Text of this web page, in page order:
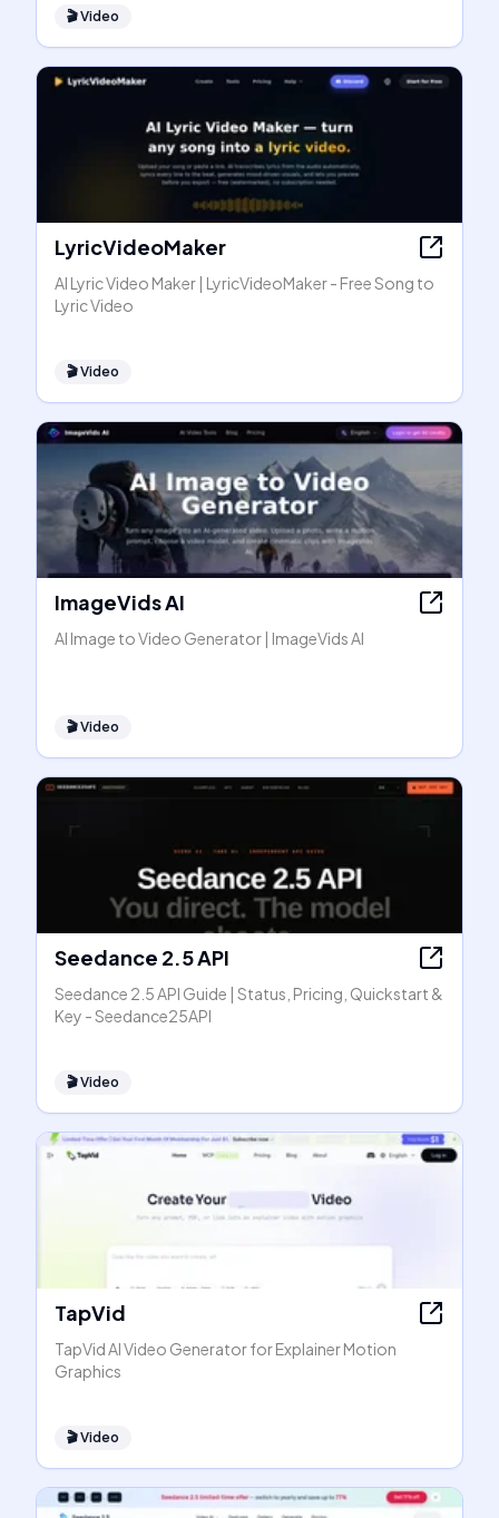
🎬Video
LyricVideoMaker
AI Lyric Video Maker | LyricVideoMaker - Free Song to
Lyric Video
🎬Video
ImageVids AI
AI Image to Video Generator | ImageVids AI
🎬Video
Seedance 2.5 API
Seedance 2.5 API Guide | Status, Pricing, Quickstart &
Key - Seedance25API
🎬Video
TapVid
TapVid AI Video Generator for Explainer Motion
Graphics
🎬Video